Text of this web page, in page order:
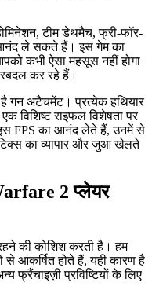
टीम डेथमैच, फ्री-फॉर-
ले सकते हैं। इस गेम का
कभी ऐसा महसूस नहीं होगा
कर रहे हैं।
गन अटैचमेंट। प्रत्येक हथियार
राइफल विशेषता पर
FPS का आनंद लेते हैं, उनमें से
का व्यापार और जुआ खेलते
2 प्लेयर
की कोशिश करती है। हम
आकर्षित होते हैं, यही कारण है
प्रविष्टियों के लिए